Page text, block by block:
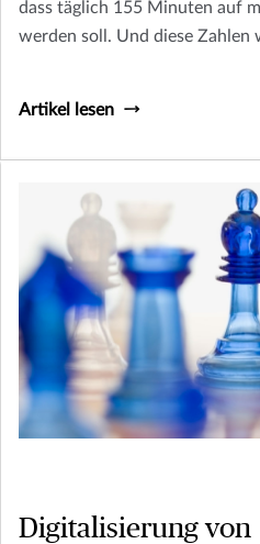
dass täglich 155 Minuten auf
werden soll. Und diese Zahlen
Artikel lesen
Digitalisierung von